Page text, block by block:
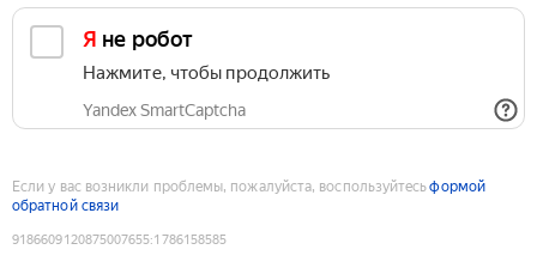
Я не робот
Нажмите, чтобы продолжить
Yandex SmartCaptcha
Если у вас возникли проблемы, пожалуйста, воспользуйтесьформой
обратной связи
9186609120875007655:1786158585